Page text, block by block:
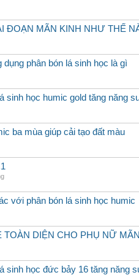
ĐOẠN MÃN KINH NHƯ THẾ
dụng phân bón lá sinh học là gì
sinh học humic gold tăng năng
ba mùa giúp cải tạo đất màu
với phân bón lá sinh học humic
DIỆN CHO PHỤ NỮ
sinh học đức bảy 16 tăng năng